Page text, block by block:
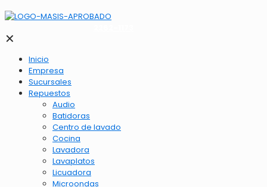
✕
Inicio
Empresa
Sucursales
Repuestos
Audio
Batidoras
Centro de lavado
Cocina
Lavadora
Lavaplatos
Licuadora
Microondas